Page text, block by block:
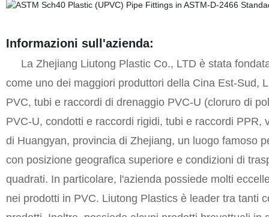
Informazioni sull'azienda:
La Zhejiang Liutong Plastic Co., LTD è stata
come uno dei maggiori produttori della Cina Est-Sud,
PVC, tubi e raccordi di drenaggio PVC-U (cloruro di
PVC-U, condotti e raccordi rigidi, tubi e raccordi
di Huangyan, provincia di Zhejiang, un luogo famoso
con posizione geografica superiore e condizioni di
quadrati. In particolare, l'azienda possiede molti
nei prodotti in PVC. Liutong Plastics è leader tra tanti